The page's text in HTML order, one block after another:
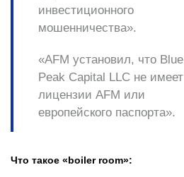
инвестиционного
мошенничества».
«AFM установил, что Blue
Peak Capital LLC не имеет
лицензии AFM или
европейского паспорта».
Что такое «boiler room»: